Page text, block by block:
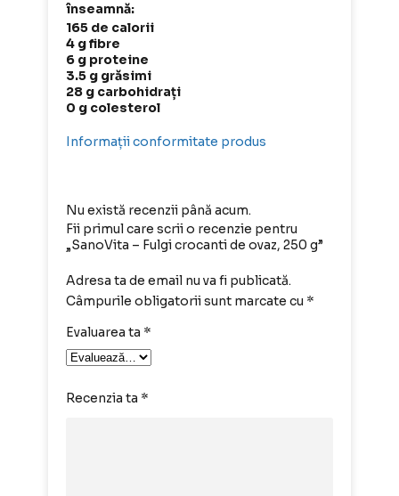
înseamnă:
165 de calorii
4 g fibre
6 g proteine
3.5 g grăsimi
28 g carbohidrați
0 g colesterol
Informații conformitate produs
Nu există recenzii până acum.
Fii primul care scrii o recenzie pentru
„SanoVita – Fulgi crocanti de ovaz, 250 g”
Adresa ta de email nu va fi publicată.
Câmpurile obligatorii sunt marcate cu *
Evaluarea ta *
Recenzia ta *